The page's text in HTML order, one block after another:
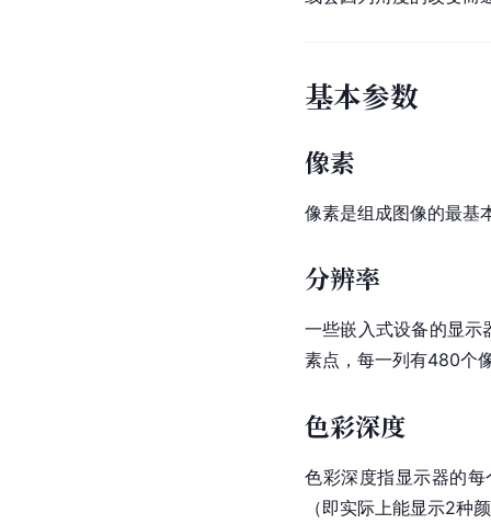
基本参数
像素
像素是组成图像的最基
分辨率
一些嵌入式设备的显
素点，每一列有480个
色彩深度
色彩深度指显示器的
（即实际上能显示2种